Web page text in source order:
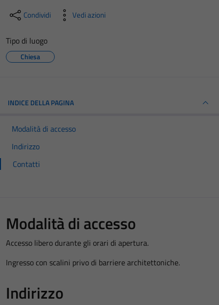
Condividi Vedi azioni
Tipo di luogo
Chiesa
INDICE DELLA PAGINA
Modalità di accesso
Indirizzo
Contatti
Modalità di accesso
Accesso libero durante gli orari di apertura.
Ingresso con scalini privo di barriere architettoniche.
Indirizzo